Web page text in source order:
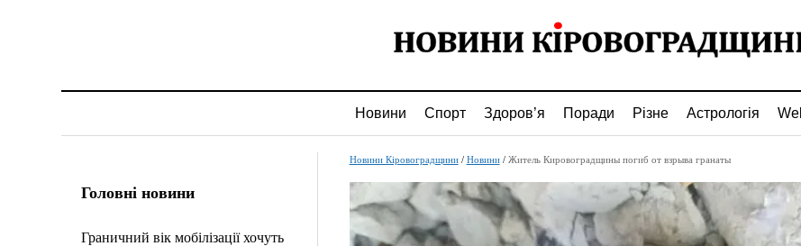
Новини Спорт Здоров’я Поради Різне Астрологія
Головні новини
Граничний вік мобілізації хочуть
Новини Кіровоградщини/ Новини/ Житель Кировоградщины погиб от взрыва гранаты